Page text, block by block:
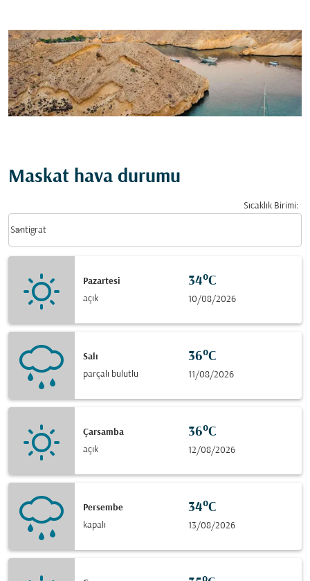
Maskat hava durumu
Sıcaklık Birimi:
Santigrat
keyboard_arrow_down
Pazartesi
açık
34°C
10/08/2026
Salı
parçalı bulutlu
36°C
11/08/2026
Çarsamba
açık
36°C
12/08/2026
Persembe
kapalı
34°C
13/08/2026